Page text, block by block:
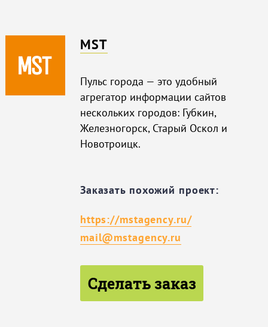
MST
Пульс города — это удобный
агрегатор информации сайтов
нескольких городов: Губкин,
Железногорск, Старый Оскол и
Новотроицк.
Заказать похожий проект:
https://mstagency.ru/
mail@mstagency.ru
Сделать заказ